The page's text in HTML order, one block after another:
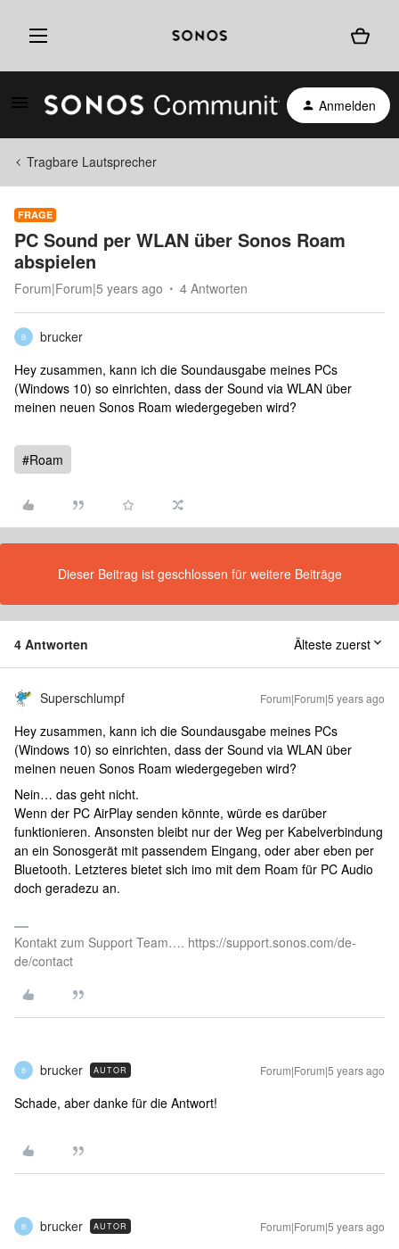
Anmelden
Tragbare Lautsprecher
FRAGE
PC Sound per WLAN über Sonos Roam
abspielen
Forum|Forum|5 years ago 4 Antworten
B
brucker
Hey zusammen, kann ich die Soundausgabe meines PCs
(Windows 10) so einrichten, dass der Sound via WLAN über
meinen neuen Sonos Roam wiedergegeben wird?
#Roam
Dieser Beitrag ist geschlossen für weitere Beiträge
4 Antworten Älteste zuerst
Superschlumpf Forum|Forum|5 years ago
Hey zusammen, kann ich die Soundausgabe meines PCs
(Windows 10) so einrichten, dass der Sound via WLAN über
meinen neuen Sonos Roam wiedergegeben wird?
Nein… das geht nicht.
Wenn der PC AirPlay senden könnte, würde es darüber
funktionieren. Ansonsten bleibt nur der Weg per Kabelverbindung
an ein Sonosgerät mit passendem Eingang, oder aber eben per
Bluetooth. Letzteres bietet sich imo mit dem Roam für PC Audio
doch geradezu an.
Kontakt zum Support Team…. https://support.sonos.com/de-
de/contact
B brucker AUTOR Forum|Forum|5 years ago
Schade, aber danke für die Antwort!
B brucker AUTOR Forum|Forum|5 years ago